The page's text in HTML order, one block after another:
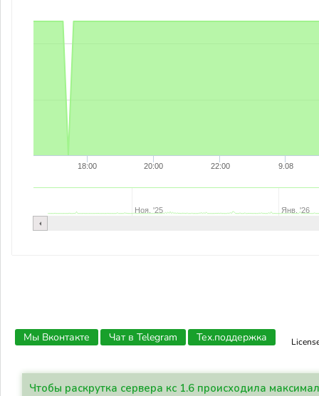
18:00 20:00 22:00 9.08
Ноя. '25 Янв. '26
Мы Вконтакте Чат в Telegram Тех.поддержка
Чтобы раскрутка сервера кс 1.6 происходила